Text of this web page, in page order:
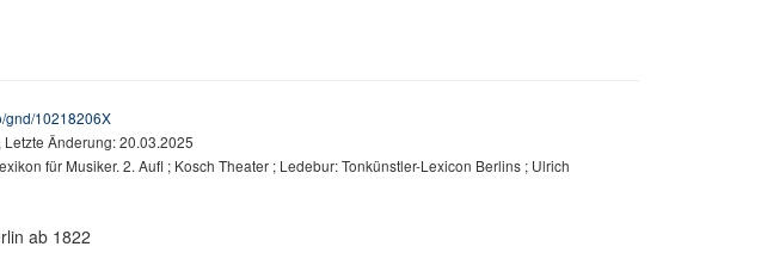
gnd/10218206X
Änderung: 20.03.2025
für Musiker. 2. Aufl ; Kosch Theater ; Ledebur: Tonkünstler-Lexicon Berlins ; Ulrich
ab 1822